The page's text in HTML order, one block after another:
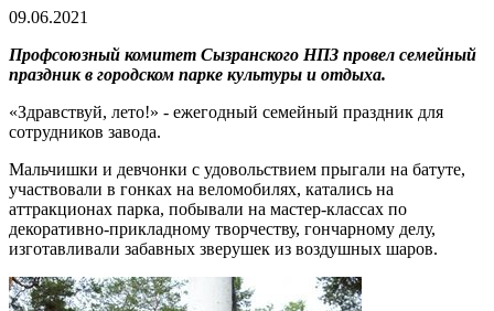
09.06.2021
Профсоюзный комитет Сызранского НПЗ провел семейный
праздник в городском парке культуры и отдыха.
«Здравствуй, лето!» - ежегодный семейный праздник для
сотрудников завода.
Мальчишки и девчонки с удовольствием прыгали на батуте,
участвовали в гонках на веломобилях, катались на
аттракционах парка, побывали на мастер-классах по
декоративно-прикладному творчеству, гончарному делу,
изготавливали забавных зверушек из воздушных шаров.